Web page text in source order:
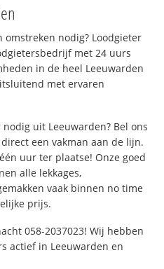
omstreken nodig? Loodgieter
met 24 uurs
in de heel Leeuwarden
met ervaren
uit Leeuwarden? Bel ons
een vakman aan de lijn.
uur ter plaatse! Onze goed
alle lekkages,
vaak binnen no time
prijs.
058-2037023! Wij hebben
actief in Leeuwarden en